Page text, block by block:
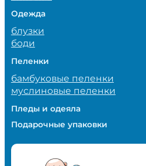
Одежда
блузки
боди
Пеленки
бамбуковые пеленки
муслиновые пеленки
Пледы и одеяла
Подарочные упаковки